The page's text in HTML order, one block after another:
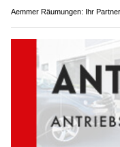
Aemmer Räumungen: Ihr